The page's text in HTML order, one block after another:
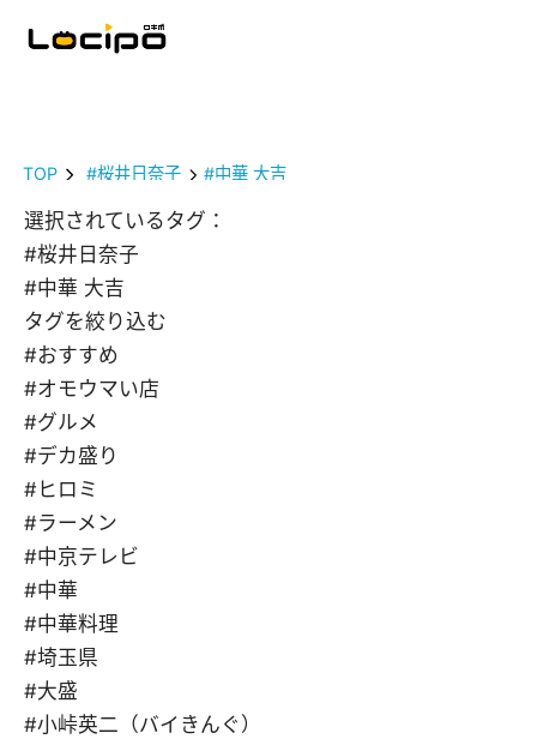
TOP #桜井日奈子 #中華 大吉
選択されているタグ：
#桜井日奈子
#中華 大吉
タグを絞り込む
#おすすめ
#オモウマい店
#グルメ
#デカ盛り
#ヒロミ
#ラーメン
#中京テレビ
#中華
#中華料理
#埼玉県
#大盛
#小峠英二（バイきんぐ）